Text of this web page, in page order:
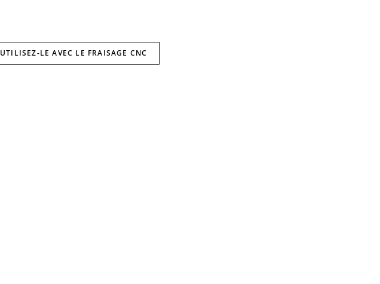
UTILISEZ-LE AVEC LE FRAISAGE CNC